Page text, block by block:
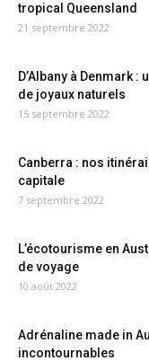
tropical Queensland
21 septembre 2022
D’Albany à Denmark :
de joyaux naturels
15 septembre 2022
Canberra : nos
capitale
7 septembre 2022
L’écotourisme en
de voyage
10 août 2022
Adrénaline made in
incontournables